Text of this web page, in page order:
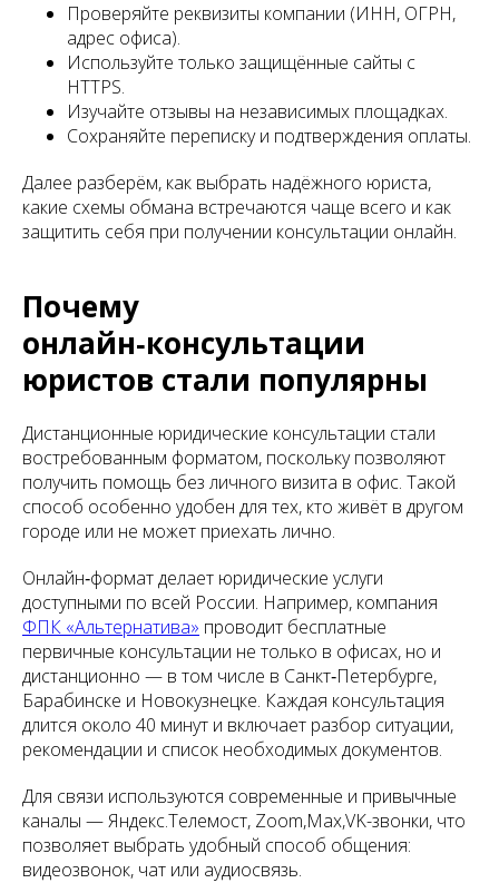
Проверяйте реквизиты компании (ИНН, ОГРН,
адрес офиса).
Используйте только защищённые сайты с
HTTPS.
Изучайте отзывы на независимых площадках.
Сохраняйте переписку и подтверждения оплаты.
Далее разберём, как выбрать надёжного юриста,
какие схемы обмана встречаются чаще всего и как
защитить себя при получении консультации онлайн.
Почему
онлайн‑консультации
юристов стали популярны
Дистанционные юридические консультации стали
востребованным форматом, поскольку позволяют
получить помощь без личного визита в офис. Такой
способ особенно удобен для тех, кто живёт в другом
городе или не может приехать лично.
Онлайн‑формат делает юридические услуги
доступными по всей России. Например, компания
ФПК «Альтернатива» проводит бесплатные
первичные консультации не только в офисах, но и
дистанционно — в том числе в Санкт‑Петербурге,
Барабинске и Новокузнецке. Каждая консультация
длится около 40 минут и включает разбор ситуации,
рекомендации и список необходимых документов.
Для связи используются современные и привычные
каналы — Яндекс.Телемост, Zoom,Max,VK-звонки, что
позволяет выбрать удобный способ общения:
видеозвонок, чат или аудиосвязь.